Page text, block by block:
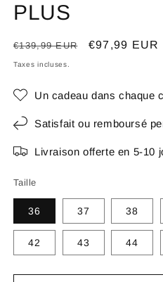
PLUS
Prix
habituel
€139,99 EUR
Prix
€97,99 EUR
Taxes incluses.
Un cadeau dans chaque
Satisfait ou remboursé
Livraison offerte en 5-10
Taille
36 37 38
42 43 44